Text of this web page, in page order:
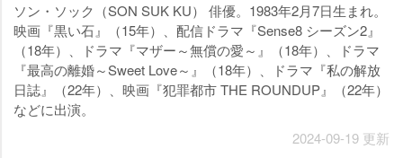
ソン・ソック（SON SUK KU） 俳優。1983年2月7日生まれ。
映画『黒い石』（15年）、配信ドラマ『Sense8 シーズン2』
（18年）、ドラマ『マザー～無償の愛～』（18年）、ドラマ
『最高の離婚～Sweet Love～』（18年）、ドラマ『私の解放
日誌』（22年）、映画『犯罪都市 THE ROUNDUP』（22年）
などに出演。
2024-09-19 更新